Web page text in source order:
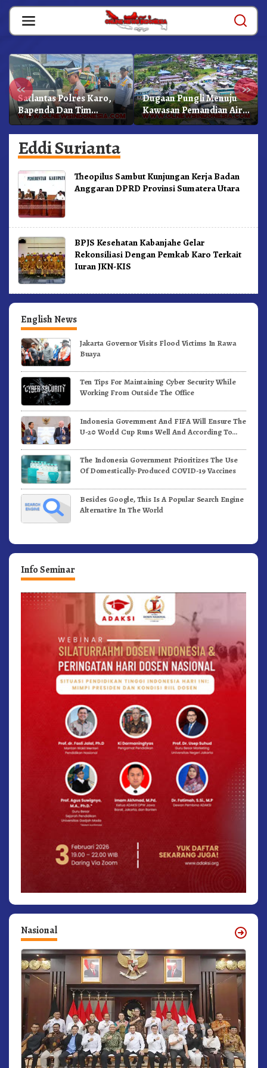
Skip
content
« »
Satlantas Polres Karo,
Bapenda Dan Tim
Lainnya Gelar Oprasi
Sadar Pajak Kenderaan
Dugaan Pungli Menuju
Kawasan Pemandian Air
Panas Semangat Gunung
– Doulu Foto Dan
Eddi Surianta
Theopilus Sambut Kunjungan Kerja Badan
Anggaran DPRD Provinsi Sumatera Utara
BPJS Kesehatan Kabanjahe Gelar
Rekonsiliasi Dengan Pemkab Karo Terkait
Iuran JKN-KIS
English News
Jakarta Governor Visits Flood Victims In Rawa
Buaya
Ten Tips For Maintaining Cyber Security While
Working From Outside The Office
Indonesia Government And FIFA Will Ensure The
U-20 World Cup Runs Well And According To
The Indonesia Government Prioritizes The Use
Of Domestically-Produced COVID-19 Vaccines
Besides Google, This Is A Popular Search Engine
Alternative In The World
Info Seminar
Nasional